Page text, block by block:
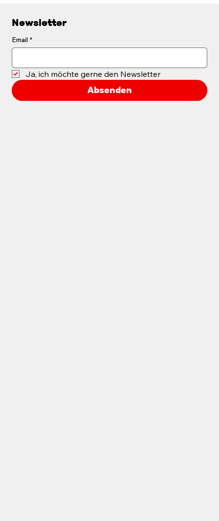
Newsletter
Email *
Ja, ich möchte gerne den Newsletter
Absenden
Passionierter Kunstsammler